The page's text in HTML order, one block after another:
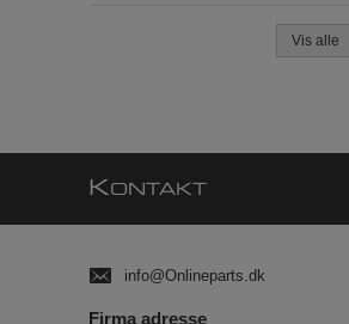
Vis alle
KONTAKT
info@Onlineparts.dk
Firma adresse